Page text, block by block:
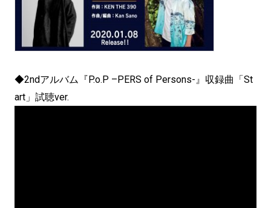
◆2ndアルバム『P.o.P –PERS of Persons-』収録曲「St
art」試聴ver.